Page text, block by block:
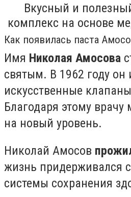
Вкусный и
комплекс на основе
Как появилась паста
Имя Николая Амосова
святым. В 1962 году он
искусственные
Благодаря этому
на новый уровень.
Николай Амосов
жизнь придерживался
системы сохранения